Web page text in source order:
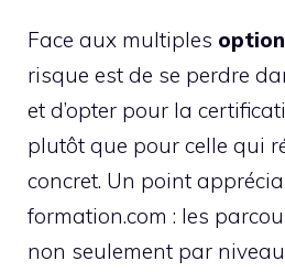
Face aux multiples
risque est de se perdre
et d’opter pour la
plutôt que pour celle qui
concret. Un point
formation.com : les
non seulement par